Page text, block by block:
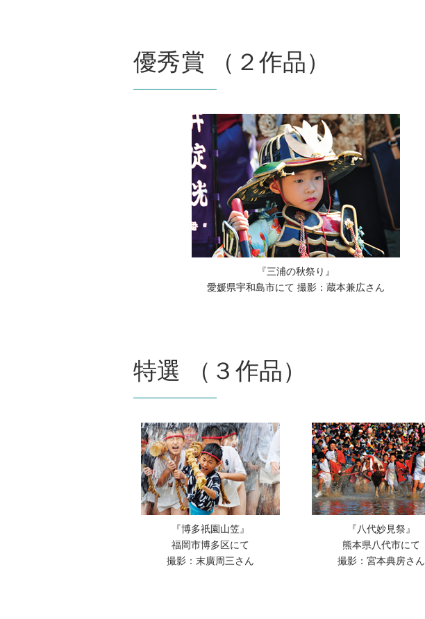
優秀賞 （２作品）
『三浦の秋祭り』
愛媛県宇和島市にて 撮影：蔵本兼広さん
特選 （３作品）
『博多祇園山笠』
福岡市博多区にて
撮影：末廣周三さん
『八代妙見祭』
熊本県八代市にて
撮影：宮本典房さん